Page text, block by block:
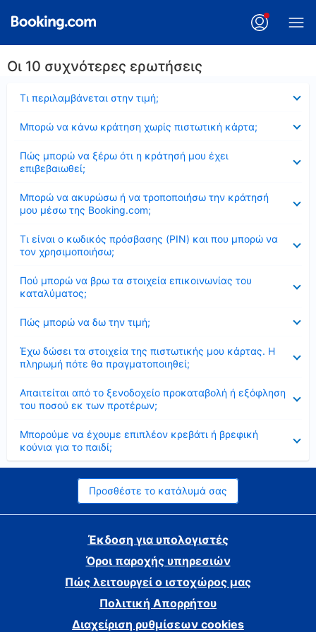
Οι 10 συχνότερες ερωτήσεις
Τι περιλαμβάνεται στην τιμή;
Μπορώ να κάνω κράτηση χωρίς πιστωτική κάρτα;
Πώς μπορώ να ξέρω ότι η κράτησή μου έχει
επιβεβαιωθεί;
Μπορώ να ακυρώσω ή να τροποποιήσω την κράτησή
μου μέσω της Booking.com;
Τι είναι ο κωδικός πρόσβασης (PIN) και που μπορώ να
τον χρησιμοποιήσω;
Πού μπορώ να βρω τα στοιχεία επικοινωνίας του
καταλύματος;
Πώς μπορώ να δω την τιμή;
Έχω δώσει τα στοιχεία της πιστωτικής μου κάρτας. Η
πληρωμή πότε θα πραγματοποιηθεί;
Απαιτείται από το ξενοδοχείο προκαταβολή ή εξόφληση
του ποσού εκ των προτέρων;
Μπορούμε να έχουμε επιπλέον κρεβάτι ή βρεφική
κούνια για το παιδί;
Προσθέστε το κατάλυμά σας
Έκδοση για υπολογιστές
Όροι παροχής υπηρεσιών
Πώς λειτουργεί ο ιστοχώρος μας
Πολιτική Απορρήτου
Διαχείριση ρυθμίσεων cookies